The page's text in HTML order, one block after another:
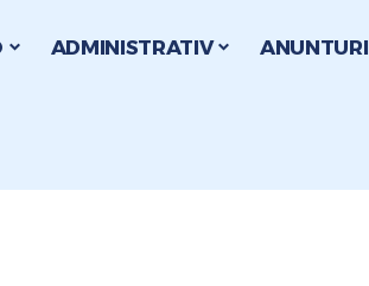
ADMINISTRATIV ANUNTURI